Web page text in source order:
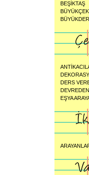
BEŞİKTAŞ
DERS
EŞYA